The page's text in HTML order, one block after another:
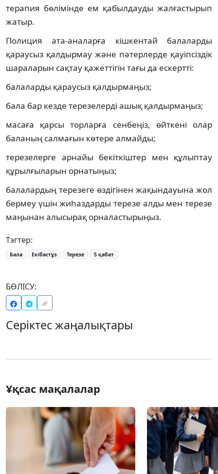
терапия бөлімінде ем қабылдауды жалғастырып
жатыр.
Полиция ата-аналарға кішкентай балаларды
қараусыз қалдырмау және пәтерлерде қауіпсіздік
шараларын сақтау қажеттігін тағы да ескертті:
балаларды қараусыз қалдырмаңыз;
бала бар кезде терезелерді ашық қалдырмаңыз;
масаға қарсы торларға сенбеңіз, өйткені олар
баланың салмағын көтере алмайды;
терезелерге арнайы бекіткіштер мен құлыптау
құрылғыларын орнатыңыз;
балалардың терезеге өздігінен жақындауына жол
бермеу үшін жиһаздарды терезе алды мен терезе
маңынан алысырақ орналастырыңыз.
Тэгтер:
Бала Екібастұз Терезе 5 қабат
БӨЛІСУ:
Серіктес жаңалықтары
Ұқсас мақалалар